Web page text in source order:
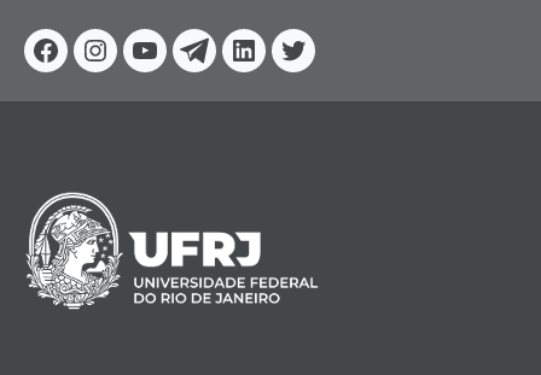
Facebook
Instagram
YoutubeTelegram
Linkedin
Twitter